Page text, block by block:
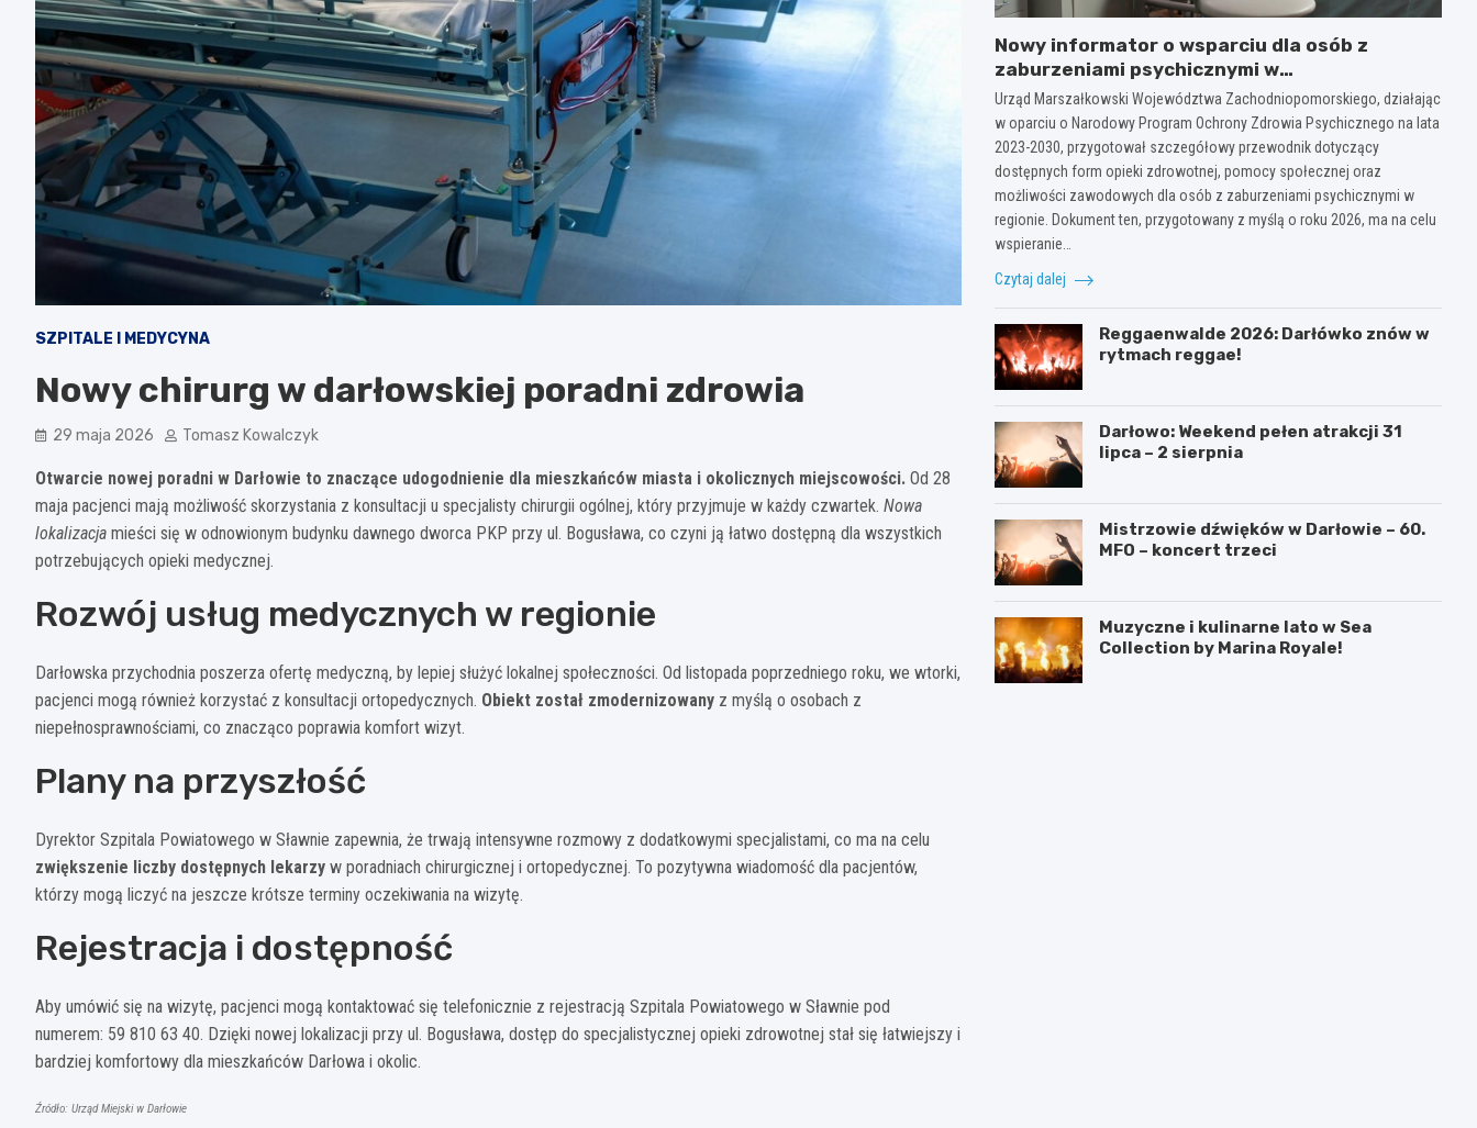
SZPITALE I MEDYCYNA
Nowy chirurg w darłowskiej poradni zdrowia
29 maja 2026 Tomasz Kowalczyk
Otwarcie nowej poradni w Darłowie to znaczące udogodnienie dla mieszkańców miasta i okolicznych miejscowości. Od 28
maja pacjenci mają możliwość skorzystania z konsultacji u specjalisty chirurgii ogólnej, który przyjmuje w każdy czwartek. Nowa
lokalizacja mieści się w odnowionym budynku dawnego dworca PKP przy ul. Bogusława, co czyni ją łatwo dostępną dla wszystkich
potrzebujących opieki medycznej.
Rozwój usług medycznych w regionie
Darłowska przychodnia poszerza ofertę medyczną, by lepiej służyć lokalnej społeczności. Od listopada poprzedniego roku, we wtorki,
pacjenci mogą również korzystać z konsultacji ortopedycznych. Obiekt został zmodernizowany z myślą o osobach z
niepełnosprawnościami, co znacząco poprawia komfort wizyt.
Plany na przyszłość
Dyrektor Szpitala Powiatowego w Sławnie zapewnia, że trwają intensywne rozmowy z dodatkowymi specjalistami, co ma na celu
zwiększenie liczby dostępnych lekarzy w poradniach chirurgicznej i ortopedycznej. To pozytywna wiadomość dla pacjentów,
którzy mogą liczyć na jeszcze krótsze terminy oczekiwania na wizytę.
Rejestracja i dostępność
Aby umówić się na wizytę, pacjenci mogą kontaktować się telefonicznie z rejestracją Szpitala Powiatowego w Sławnie pod
numerem: 59 810 63 40. Dzięki nowej lokalizacji przy ul. Bogusława, dostęp do specjalistycznej opieki zdrowotnej stał się łatwiejszy i
bardziej komfortowy dla mieszkańców Darłowa i okolic.
Źródło: Urząd Miejski w Darłowie
Nowy informator o wsparciu dla osób z
zaburzeniami psychicznymi w
Zachodniopomorskiem na 2026 rok
Urząd Marszałkowski Województwa Zachodniopomorskiego, działając
w oparciu o Narodowy Program Ochrony Zdrowia Psychicznego na lata
2023-2030, przygotował szczegółowy przewodnik dotyczący
dostępnych form opieki zdrowotnej, pomocy społecznej oraz
możliwości zawodowych dla osób z zaburzeniami psychicznymi w
regionie. Dokument ten, przygotowany z myślą o roku 2026, ma na celu
wspieranie…
Czytaj dalej
Reggaenwalde 2026: Darłówko znów w
rytmach reggae!
Darłowo: Weekend pełen atrakcji 31
lipca – 2 sierpnia
Mistrzowie dźwięków w Darłowie – 60.
MFO – koncert trzeci
Muzyczne i kulinarne lato w Sea
Collection by Marina Royale!